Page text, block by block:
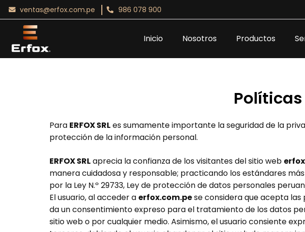
ventas@erfox.com.pe 986 078 900
Inicio Nosotros Productos
Para ERFOX SRLes sumamente importante la seguridad de la
protección de la información personal.
ERFOX SRLaprecia la confianza de los visitantes del sitio web
manera cuidadosa y responsable; practicando los estándares
por la Ley N.º 29733, Ley de protección de datos personales
El usuario, al acceder a erfox.com.pese considera que acepta
da un consentimiento expreso para el tratamiento de los datos
sitio web o por cualquier medio. Asimismo, el usuario consiente